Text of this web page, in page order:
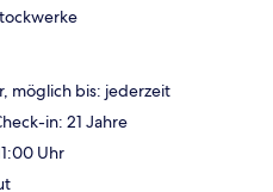
möglich bis: jederzeit
in: 21 Jahre
Uhr